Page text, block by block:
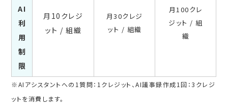
AI
利
用
制
限
月10クレジ
ット / 組織
月30クレジ
ット / 組織
月100クレ
ジット / 組
織
※AIアシスタントへの1質問：1クレジット、AI議事録作成1回：3クレジ
ットを消費します。